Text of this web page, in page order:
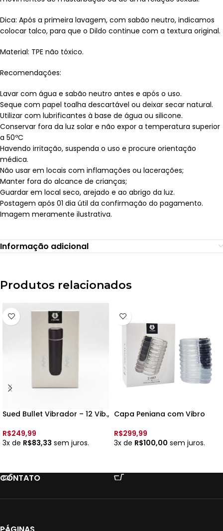
Dica: Após a primeira lavagem, com sabão neutro, indicamos
colocar talco, para que o Dildo continue com a textura original.
Material: TPE não tóxico.
Recomendações:
Lavar com água e sabão neutro antes e após o uso.
Seque com papel toalha descartável ou deixar secar natural.
Utilizar com lubrificantes à base de água ou silicone.
Conservar fora da luz solar e não expor a temperatura superior
a 50ºC
Havendo irritação, suspenda o uso e procure orientação
médica.
Não usar em locais com inflamações ou lacerações;
Manter fora do alcance de crianças;
Guardar em local seco, arejado e ao abrigo da luz.
Postagem após 01 dia útil da confirmação do pagamento.
Imagem meramente ilustrativa.
Informação adicional
Produtos relacionados
Sued Bullet Vibrador – 12 Vib.,
5967 –
R$249,99
3x de R$83,33 sem juros.
Capa Peniana com Vibro
vib./Recarregável –
Cor:Preto
R$299,99
3x de R$100,00 sem juros.
CONTATO